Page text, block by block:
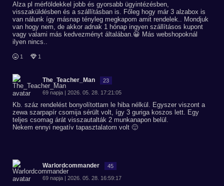
Alza pl mérföldekkel jobb és gyorsabb ügyintézésben,
visszaküldésben és a szállításban is. Főleg hogy már 3 alzabox is
van nálunk így másnap tényleg megkapom amit rendelek.. Mondjuk
van hogy nem, de akkor adnak 1 hónap ingyen szállításos kupont
vagy valami más kedvezményt általában.😀 Más webshopoknál
ilyen nincs..
1 1
The_Teacher_Man 23
69 napja | 2026. 05. 28. 17:21:05
Kb. száz rendelést bonyolítottam le hiba nélkül. Egyszer viszont a
zewa szarpapír csomija sérült volt, így 3 guriga koszos lett. Egy
teljes csomag árát visszautalták 2 munkanapon belül.
Nekem ennyi negatív tapasztalatom volt 🙂
Warlordcommander 45
69 napja | 2026. 05. 28. 16:59:17